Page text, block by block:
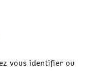
vous identifier ou